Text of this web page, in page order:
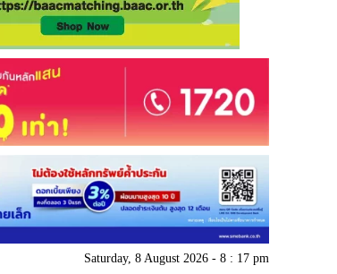
Saturday, 8 August 2026 - 8 : 17 pm